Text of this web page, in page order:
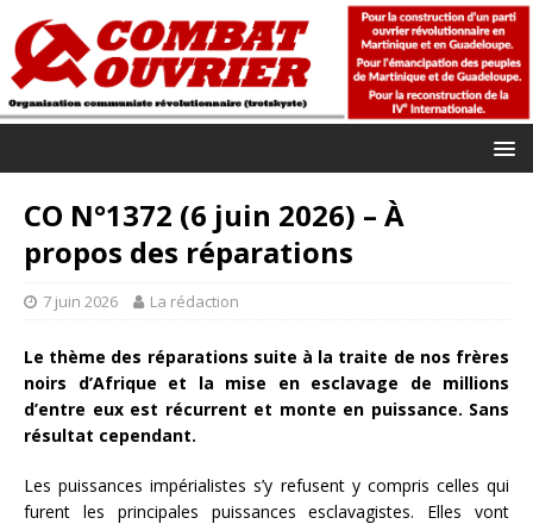
CO N°1372 (6 juin 2026) – À
propos des réparations
7 juin 2026 La rédaction
Le thème des réparations suite à la traite de nos frères
noirs d’Afrique et la mise en esclavage de millions
d’entre eux est récurrent et monte en puissance. Sans
résultat cependant.
Les puissances impérialistes s’y refusent y compris celles qui
furent les principales puissances esclavagistes. Elles vont